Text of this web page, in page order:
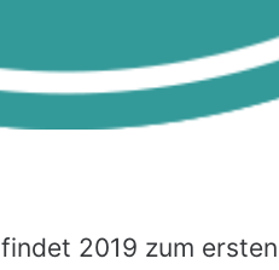
findet 2019 zum